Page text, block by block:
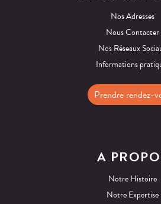
Nos Adresses
Nous Contacter
Nos Réseaux
Informations
Prendre rendez-
A
Notre Histoire
Notre Expertise